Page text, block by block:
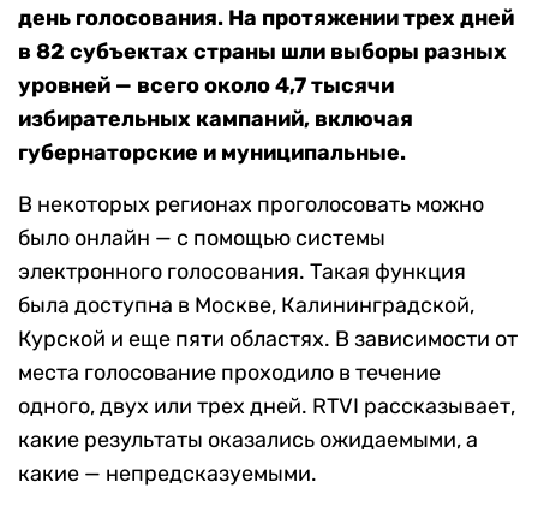
день голосования. На протяжении трех дней
в 82 субъектах страны шли выборы разных
уровней — всего около 4,7 тысячи
избирательных кампаний, включая
губернаторские и муниципальные.
В некоторых регионах проголосовать можно
было онлайн — с помощью системы
электронного голосования. Такая функция
была доступна в Москве, Калининградской,
Курской и еще пяти областях. В зависимости от
места голосование проходило в течение
одного, двух или трех дней. RTVI рассказывает,
какие результаты оказались ожидаемыми, а
какие — непредсказуемыми.